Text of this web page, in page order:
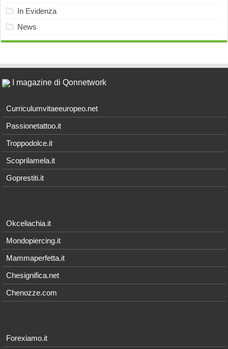
In Evidenza
News
I magazine di Qonnetwork
Curriculumvitaeeuropeo.net
Passionetattoo.it
Troppodolce.it
Scoprilamela.it
Goprestiti.it
Okceliachia.it
Mondopiercing.it
Mammaperfetta.it
Chesignifica.net
Chenozze.com
Forexiamo.it